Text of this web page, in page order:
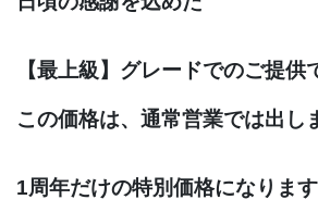
【最上級】グレードでのご提供
この価格は、通常営業では出し
1周年だけの特別価格になります